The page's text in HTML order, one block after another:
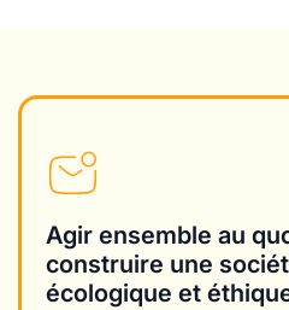
Agir ensemble au
construire une
écologique et